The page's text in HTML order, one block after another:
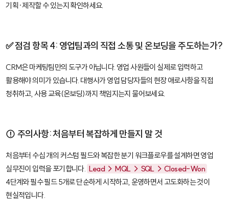
기획·제작할 수 있는지 확인하세요.
✅ 점검 항목 4: 영업팀과의 직접 소통 및 온보딩을 주도하는가?
CRM은 마케팅팀만의 도구가 아닙니다. 영업 사원들이 실제로 입력하고
활용해야 의미가 있습니다. 대행사가 영업 담당자들의 현장 애로사항을 직접
청취하고, 사용 교육(온보딩)까지 책임지는지 물어보세요.
⚠️ 주의사항: 처음부터 복잡하게 만들지 말 것
처음부터 수십 개의 커스텀 필드와 복잡한 분기 워크플로우를 설계하면 영업
실무진이 입력을 포기합니다. Lead → MQL → SQL → Closed-Won
4단계와 필수 필드 5개로 단순하게 시작하고, 운영하면서 고도화하는 것이
현실적입니다.